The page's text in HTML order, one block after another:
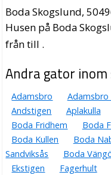
Boda Skogslund,
Husen på Boda
från till .
Andra gator
Adamsbro Adamsbro
Andstigen
Aplakulla
Boda Fridhem
Boda
Boda Kullen
Boda
Sandviksås
Boda
Ekstigen
Fagerhult